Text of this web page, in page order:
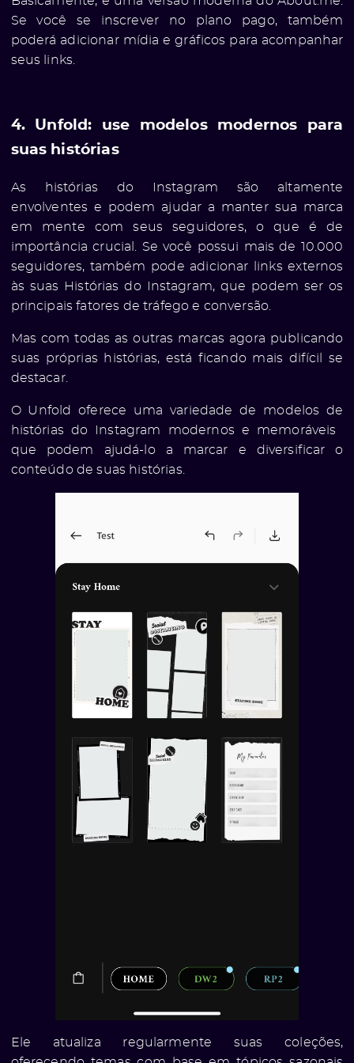
Se você se inscrever no plano pago, também
poderá adicionar mídia e gráficos para acompanhar
seus links.
4. Unfold: ​​use modelos modernos para
suas histórias
As histórias do Instagram são altamente
envolventes e podem ajudar a manter sua marca
em mente com seus seguidores, o que é de
importância crucial. Se você possui mais de 10.000
seguidores, também pode adicionar links externos
às suas Histórias do Instagram, que podem ser os
principais fatores de tráfego e conversão.
Mas com todas as outras marcas agora publicando
suas próprias histórias, está ficando mais difícil se
destacar.
O Unfold oferece uma variedade de modelos de
histórias do Instagram modernos e memoráveis ​​
que podem ajudá-lo a marcar e diversificar o
conteúdo de suas histórias.
Ele atualiza regularmente suas coleções,